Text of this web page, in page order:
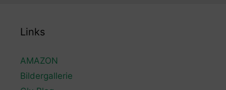
Links
AMAZON
Bildergallerie